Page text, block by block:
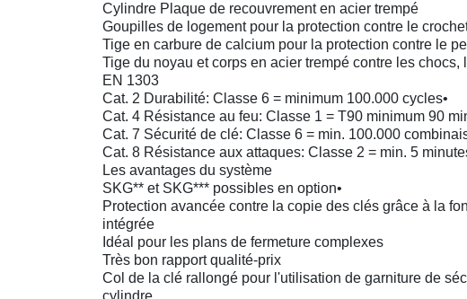
Cylindre Plaque de recouvrement en acier trempé
Goupilles de logement pour la protection contre le
Tige en carbure de calcium pour la protection contre le
Tige du noyau et corps en acier trempé contre les chocs,
EN 1303
Cat. 2 Durabilité: Classe 6 = minimum 100.000 cycles•
Cat. 4 Résistance au feu: Classe 1 = T90 minimum 90
Cat. 7 Sécurité de clé: Classe 6 = min. 100.000
Cat. 8 Résistance aux attaques: Classe 2 = min. 5
Les avantages du système
SKG** et SKG*** possibles en option•
Protection avancée contre la copie des clés grâce à la
intégrée
Idéal pour les plans de fermeture complexes
Très bon rapport qualité-prix
Col de la clé rallongé pour l'utilisation de garniture de
cylindre